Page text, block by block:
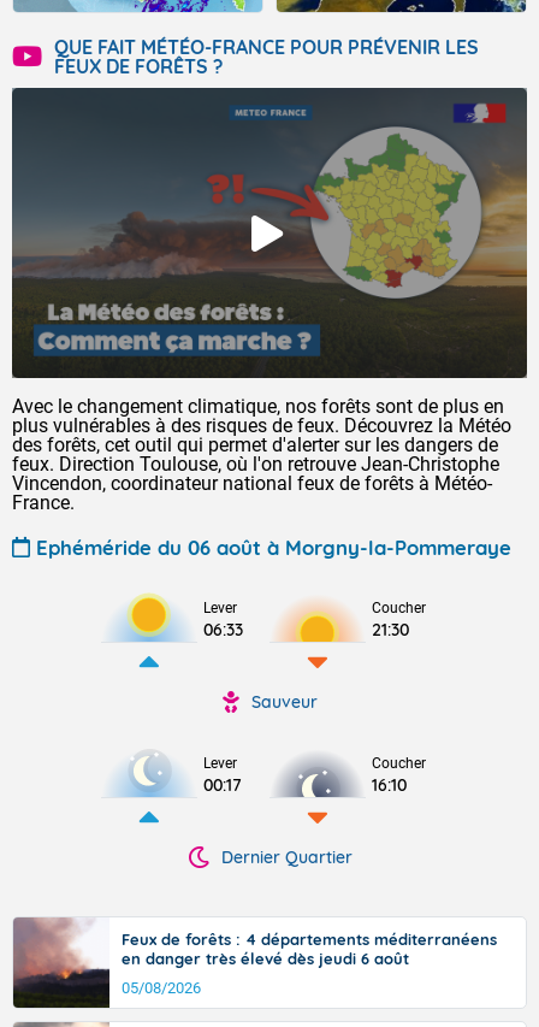
QUE FAIT MÉTÉO-FRANCE POUR PRÉVENIR LES
FEUX DE FORÊTS ?
Avec le changement climatique, nos forêts sont de plus en
plus vulnérables à des risques de feux. Découvrez la Météo
des forêts, cet outil qui permet d'alerter sur les dangers de
feux. Direction Toulouse, où l'on retrouve Jean-Christophe
Vincendon, coordinateur national feux de forêts à Météo-
France.
Ephéméride du 06 août à Morgny-la-Pommeraye
Lever
06:33
Coucher
21:30
Sauveur
Lever
00:17
Coucher
16:10
Dernier Quartier
Feux de forêts : 4 départements méditerranéens
en danger très élevé dès jeudi 6 août
05/08/2026